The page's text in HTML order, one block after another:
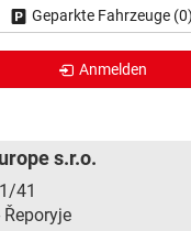
Geparkte Fahrzeuge (0)
Anmelden
s.r.o.
41
Řeporyje